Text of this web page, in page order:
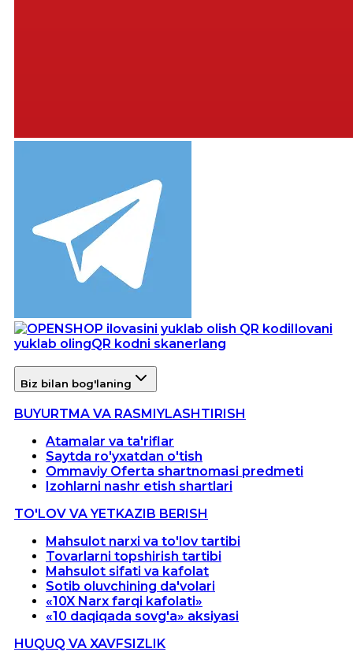
Ilovani
yuklab olingQR kodni skanerlang
Biz bilan bog'laning
BUYURTMA VA RASMIYLASHTIRISH
Atamalar va ta'riflar
Saytda ro'yxatdan o'tish
Ommaviy Oferta shartnomasi predmeti
Izohlarni nashr etish shartlari
TO'LOV VA YETKAZIB BERISH
Mahsulot narxi va to'lov tartibi
Tovarlarni topshirish tartibi
Mahsulot sifati va kafolat
Sotib oluvchining da'volari
«10X Narx farqi kafolati»
«10 daqiqada sovg'a» aksiyasi
HUQUQ VA XAVFSIZLIK